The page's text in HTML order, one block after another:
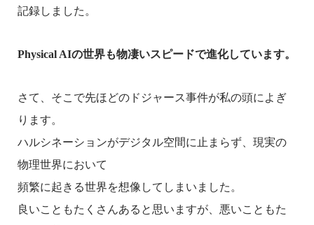
記録しました。
Physical AIの世界も物凄いスピードで進化しています。
さて、そこで先ほどのドジャース事件が私の頭によぎ
ります。
ハルシネーションがデジタル空間に止まらず、現実の
物理世界において
頻繁に起きる世界を想像してしまいました。
良いこともたくさんあると思いますが、悪いこともた